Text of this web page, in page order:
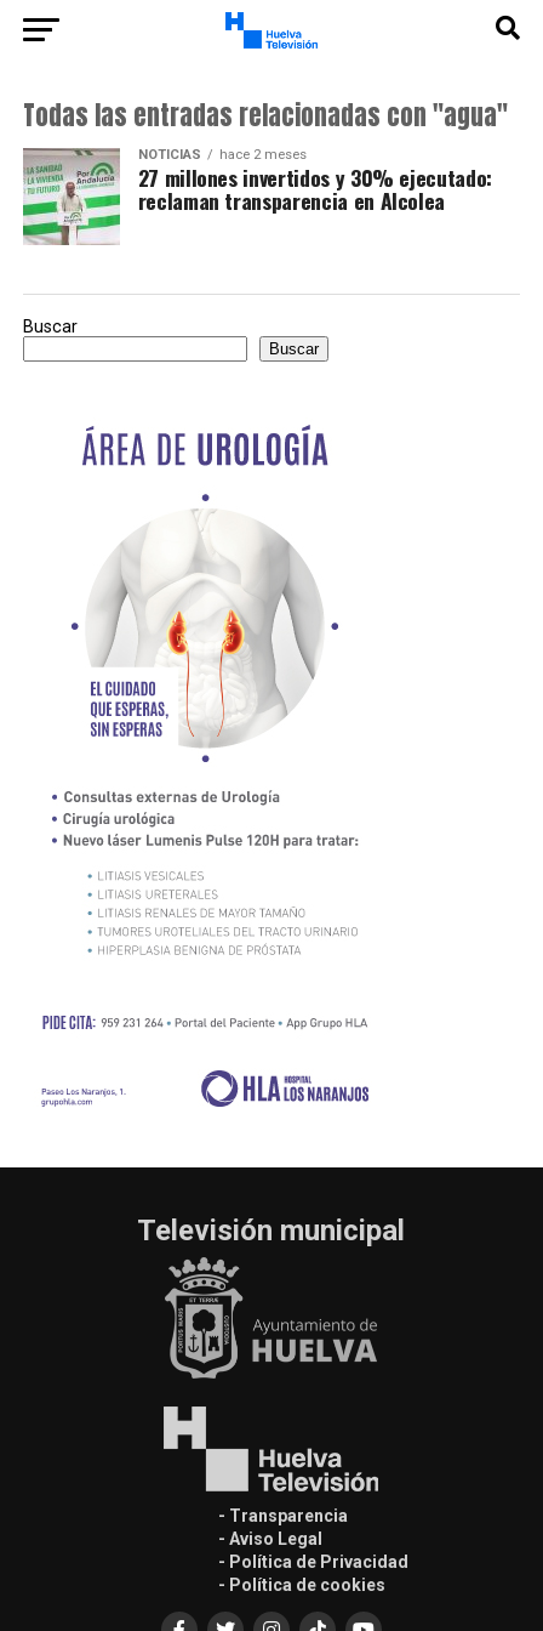
Todas las entradas relacionadas con "agua"
NOTICIAS hace 2 meses
27 millones invertidos y 30% ejecutado:
reclaman transparencia en Alcolea
Buscar
Buscar
Televisión municipal
- Transparencia
- Aviso Legal
- Política de Privacidad
- Política de cookies